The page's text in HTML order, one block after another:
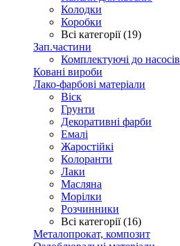
Колодки
Коробки
Всі категорії (19)
Зап.частини
Комплектуючі до насосів
Ковані вироби
Лако-фарбові матеріали
Віск
Грунти
Декоративні фарби
Емалі
Жаростійкі
Колоранти
Лаки
Масляна
Морілки
Розчинники
Всі категорії (16)
Металопрокат, композит